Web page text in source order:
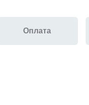
Оплата